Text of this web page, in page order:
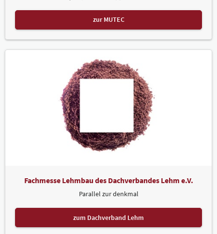
zur MUTEC
Fachmesse Lehmbau des Dachverbandes Lehm e.V.
Parallel zur denkmal
zum Dachverband Lehm